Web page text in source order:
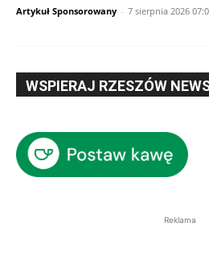
Artykuł Sponsorowany - 7 sierpnia 2026
WSPIERAJ RZESZÓW
Reklama